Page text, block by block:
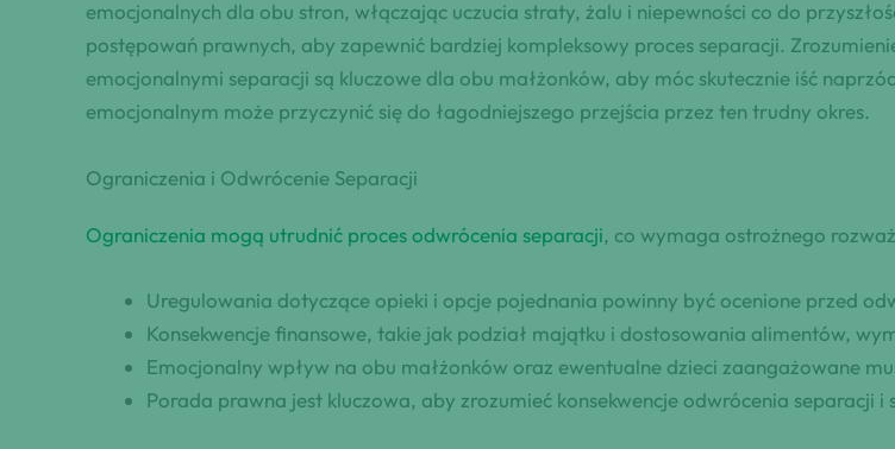
emocjonalnych dla obu stron, włączając uczucia straty, żalu i niepewności co do
postępowań prawnych, aby zapewnić bardziej kompleksowy proces separacji.
emocjonalnymi separacji są kluczowe dla obu małżonków, aby móc skutecznie iść
emocjonalnym może przyczynić się do łagodniejszego przejścia przez ten trudny okres.
Ograniczenia i Odwrócenie Separacji
Ograniczenia mogą utrudnić proces odwrócenia separacji, co wymaga ostrożnego
Uregulowania dotyczące opieki i opcje pojednania powinny być ocenione przed
Konsekwencje finansowe, takie jak podział majątku i dostosowania alimentów,
Emocjonalny wpływ na obu małżonków oraz ewentualne dzieci zaangażowane
Porada prawna jest kluczowa, aby zrozumieć konsekwencje odwrócenia separacji i